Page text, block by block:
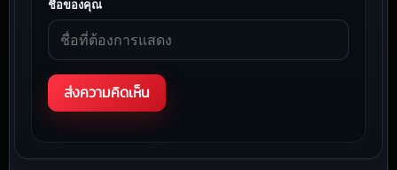
ชื่อของคุณ